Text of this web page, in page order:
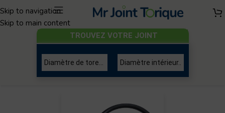
Skip to navigation
Skip to main content
TROUVEZ VOTRE JOINT